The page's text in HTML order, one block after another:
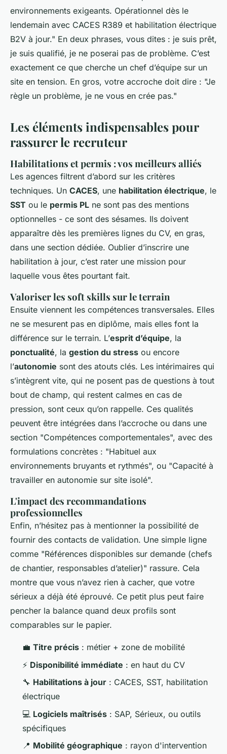
environnements exigeants. Opérationnel dès le
lendemain avec CACES R389 et habilitation électrique
B2V à jour." En deux phrases, vous dites : je suis prêt,
je suis qualifié, je ne poserai pas de problème. C’est
exactement ce que cherche un chef d’équipe sur un
site en tension. En gros, votre accroche doit dire : "Je
règle un problème, je ne vous en crée pas."
Les éléments indispensables pour
rassurer le recruteur
Habilitations et permis : vos meilleurs alliés
Les agences filtrent d’abord sur les critères
techniques. Un CACES, une habilitation électrique, le
SST ou le permis PL ne sont pas des mentions
optionnelles - ce sont des sésames. Ils doivent
apparaître dès les premières lignes du CV, en gras,
dans une section dédiée. Oublier d’inscrire une
habilitation à jour, c’est rater une mission pour
laquelle vous êtes pourtant fait.
Valoriser les soft skills sur le terrain
Ensuite viennent les compétences transversales. Elles
ne se mesurent pas en diplôme, mais elles font la
différence sur le terrain. L’esprit d’équipe, la
ponctualité, la gestion du stress ou encore
l’autonomie sont des atouts clés. Les intérimaires qui
s’intègrent vite, qui ne posent pas de questions à tout
bout de champ, qui restent calmes en cas de
pression, sont ceux qu’on rappelle. Ces qualités
peuvent être intégrées dans l’accroche ou dans une
section "Compétences comportementales", avec des
formulations concrètes : "Habituel aux
environnements bruyants et rythmés", ou "Capacité à
travailler en autonomie sur site isolé".
L'impact des recommandations
professionnelles
Enfin, n’hésitez pas à mentionner la possibilité de
fournir des contacts de validation. Une simple ligne
comme "Références disponibles sur demande (chefs
de chantier, responsables d’atelier)" rassure. Cela
montre que vous n’avez rien à cacher, que votre
sérieux a déjà été éprouvé. Ce petit plus peut faire
pencher la balance quand deux profils sont
comparables sur le papier.
💼 Titre précis : métier + zone de mobilité
⚡ Disponibilité immédiate : en haut du CV
🔧 Habilitations à jour : CACES, SST, habilitation
électrique
💻 Logiciels maîtrisés : SAP, Sérieux, ou outils
spécifiques
📍 Mobilité géographique : rayon d'intervention